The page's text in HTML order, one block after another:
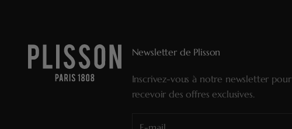
Newsletter de Plisson
Inscrivez-vous à notre newsletter pour
recevoir des offres exclusives.